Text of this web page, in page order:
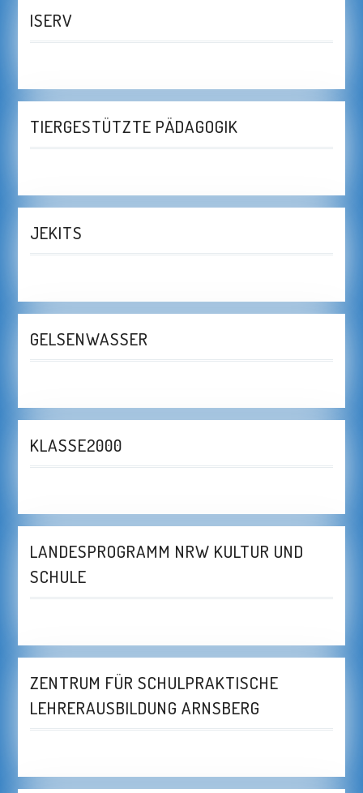
ISERV
TIERGESTÜTZTE PÄDAGOGIK
JEKITS
GELSENWASSER
KLASSE2000
LANDESPROGRAMM NRW KULTUR UND
SCHULE
ZENTRUM FÜR SCHULPRAKTISCHE
LEHRERAUSBILDUNG ARNSBERG